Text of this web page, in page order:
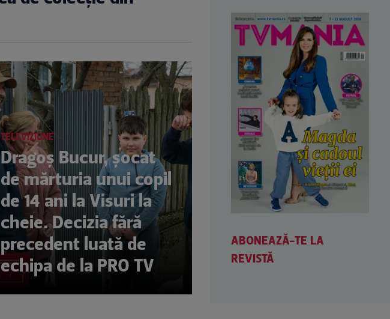
7
TELEVIZIUNE
Dragoș Bucur, șocat
de mărturia unui copil
de 14 ani la Visuri la
cheie. Decizia fără
precedent luată de
echipa de la PRO TV
ABONEAZĂ-TE LA
REVISTĂ